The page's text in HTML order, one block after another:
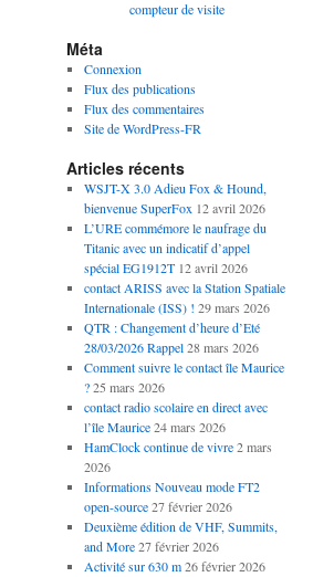
compteur de visite
Méta
Connexion
Flux des publications
Flux des commentaires
Site de WordPress-FR
Articles récents
WSJT-X 3.0 Adieu Fox & Hound,
bienvenue SuperFox 12 avril 2026
L’URE commémore le naufrage du
Titanic avec un indicatif d’appel
spécial EG1912T 12 avril 2026
contact ARISS avec la Station Spatiale
Internationale (ISS) ! 29 mars 2026
QTR : Changement d’heure d’Eté
28/03/2026 Rappel 28 mars 2026
Comment suivre le contact île Maurice
? 25 mars 2026
contact radio scolaire en direct avec
l’île Maurice 24 mars 2026
HamClock continue de vivre 2 mars
2026
Informations Nouveau mode FT2
open-source 27 février 2026
Deuxième édition de VHF, Summits,
and More 27 février 2026
Activité sur 630 m 26 février 2026